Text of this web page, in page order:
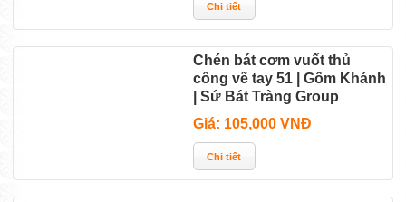
Chén bát cơm vuốt thủ
công vẽ tay 51 | Gốm Khánh
| Sứ Bát Tràng Group
Giá: 105,000 VNĐ